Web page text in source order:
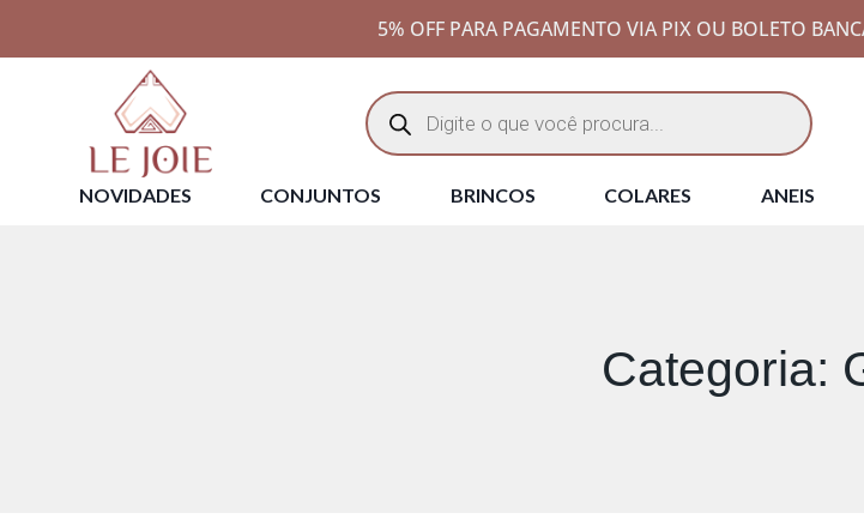
5% OFF PARA PAGAMENTO VIA PIX OU BOLETO
NOVIDADES CONJUNTOS BRINCOS COLARES ANEIS
Categoria: